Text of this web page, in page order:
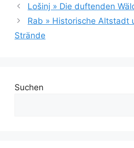
Lošinj » Die duftenden
Rab » Historische Altstadt
Strände
Suchen